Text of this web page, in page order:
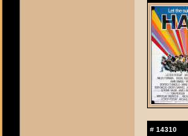
# 14310